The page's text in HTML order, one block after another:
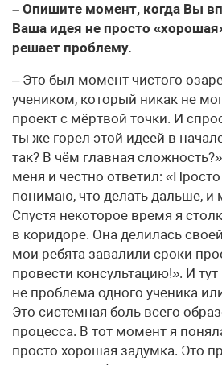
– Опишите момент, когда Вы
Ваша идея не просто
решает проблему.
– Это был момент чистого
учеником, который никак не
проект с мёртвой точки. И
ты же горел этой идеей в
так? В чём главная
меня и честно ответил:
понимаю, что делать дальше, и
Спустя некоторое время я
в коридоре. Она делилась
мои ребята завалили сроки
провести консультацию!». И
не проблема одного ученика
Это системная боль всего
процесса. В тот момент я
просто хорошая задумка. Это